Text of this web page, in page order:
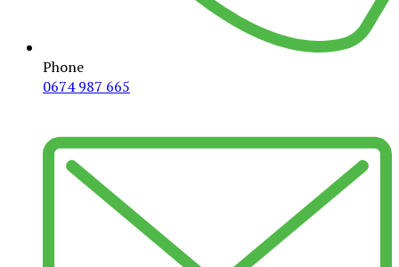
Phone
0674 987 665